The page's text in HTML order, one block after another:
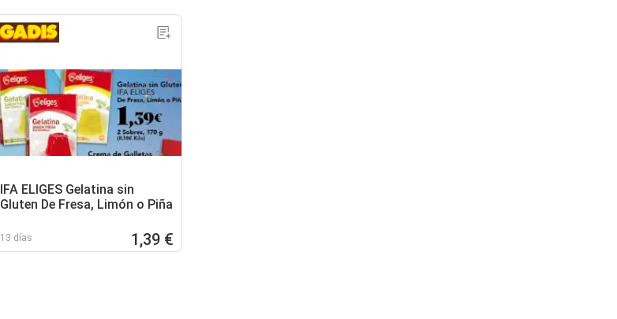
IFA ELIGES Gelatina sin
Gluten De Fresa, Limón o Piña
13 días 1,39 €